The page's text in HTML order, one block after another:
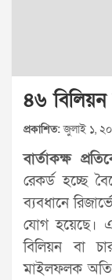
৪৬ বিলিয়ন
প্রকাশিত:জুলাই ১,
বার্তাকক্ষ
রেকর্ড হচ্ছে
ব্যবধানে
যোগ হয়েছে।
বিলিয়ন বা
মাইলফলক